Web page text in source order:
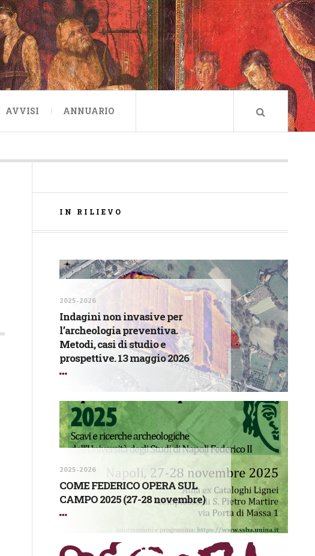
AVVISI ANNUARIO
IN RILIEVO
2025-2026
Indagini non invasive per
l’archeologia preventiva.
Metodi, casi di studio e
prospettive. 13 maggio 2026
2025-2026
COME FEDERICO OPERA SUL
CAMPO 2025 (27-28 novembre)